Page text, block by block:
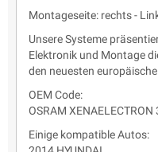
Montageseite: rechts -
Unsere Systeme
Elektronik und Montage
den neuesten
OEM Code:
OSRAM
Einige kompatible Autos: